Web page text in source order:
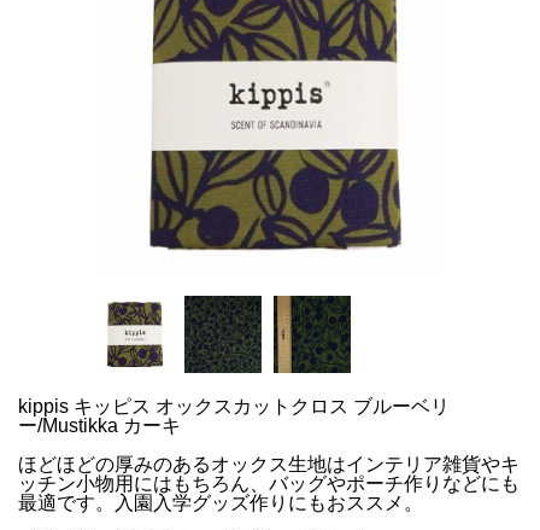
kippis キッピス オックスカットクロス ブルーベリ
ー/Mustikka カーキ
ほどほどの厚みのあるオックス生地はインテリア雑貨やキ
ッチン小物用にはもちろん、バッグやポーチ作りなどにも
最適です。入園入学グッズ作りにもおススメ。